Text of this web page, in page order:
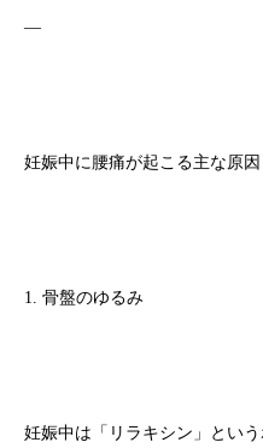
—
妊娠中に腰痛が起こる主な原因
1. 骨盤のゆるみ
妊娠中は「リラキシン」とい